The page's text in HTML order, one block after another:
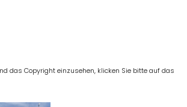
das Copyright einzusehen, klicken Sie bitte auf das